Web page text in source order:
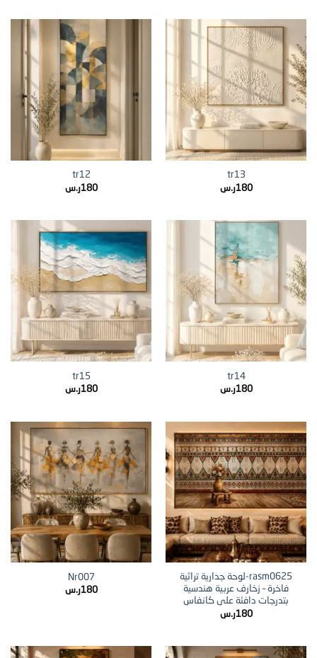
tr13
180ر.س
tr12
180ر.س
tr14
180ر.س
tr15
180ر.س
rasm0625-لوحة جدارية تراثية
فاخرة – زخارف عربية هندسية
بتدرجات دافئة على كانفاس
180ر.س
Nr007
180ر.س